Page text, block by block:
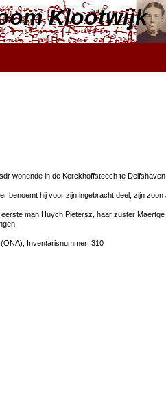
Klootwijk
wonende in de Kerckhoffsteech te
benoemt hij voor zijn ingebracht deel, zijn
man Huych Pietersz, haar zuster
Inventarisnummer: 310